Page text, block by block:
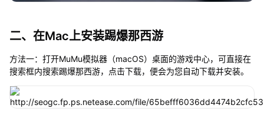
二、在Mac上安装踢爆那西游
方法一：打开MuMu模拟器（macOS）桌面的游戏中心，可直接在
搜索框内搜索踢爆那西游，点击下载，便会为您自动下载并安装。